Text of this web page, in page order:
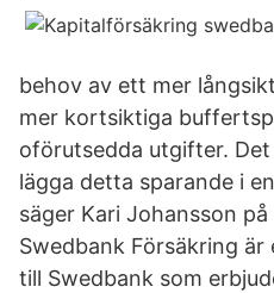
behov av ett mer
mer kortsiktiga
oförutsedda utgifter.
lägga detta sparande i
säger Kari Johansson
Swedbank Försäkring
till Swedbank som